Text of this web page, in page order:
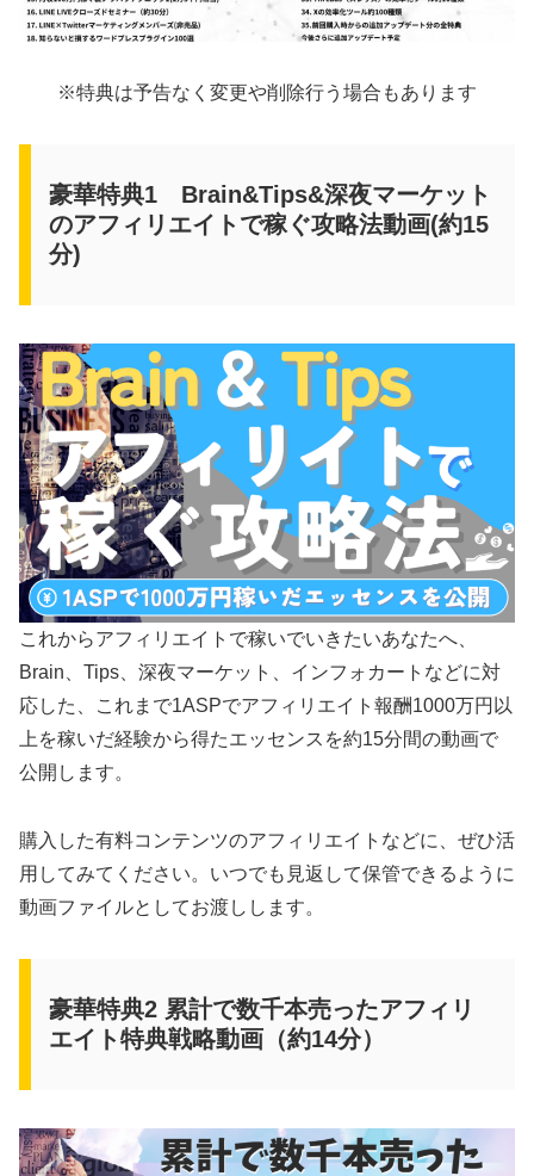
※特典は予告なく変更や削除行う場合もあります
豪華特典1 Brain&Tips&深夜マーケット
のアフィリエイトで稼ぐ攻略法動画(約15
分)
これからアフィリエイトで稼いでいきたいあなたへ、
Brain、Tips、深夜マーケット、インフォカートなどに対
応した、これまで1ASPでアフィリエイト報酬1000万円以
上を稼いだ経験から得たエッセンスを約15分間の動画で
公開します。
購入した有料コンテンツのアフィリエイトなどに、ぜひ活
用してみてください。いつでも見返して保管できるように
動画ファイルとしてお渡しします。
豪華特典2 累計で数千本売ったアフィリ
エイト特典戦略動画（約14分）